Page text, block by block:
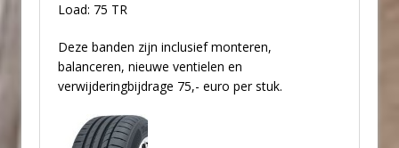
Load: 75 TR
Deze banden zijn inclusief monteren,
balanceren, nieuwe ventielen en
verwijderingbijdrage 75,- euro per stuk.